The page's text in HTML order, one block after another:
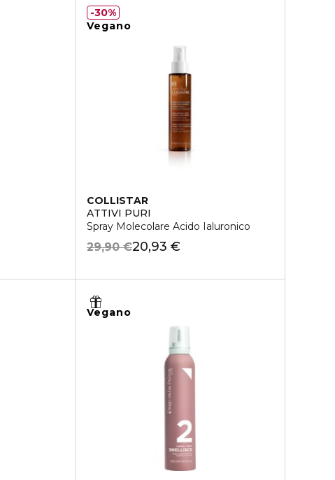
Vegano
COLLISTAR
ATTIVI PURI
Spray Molecolare Acido Ialuronico
20,93 €
29,90 €
30%
Vegano